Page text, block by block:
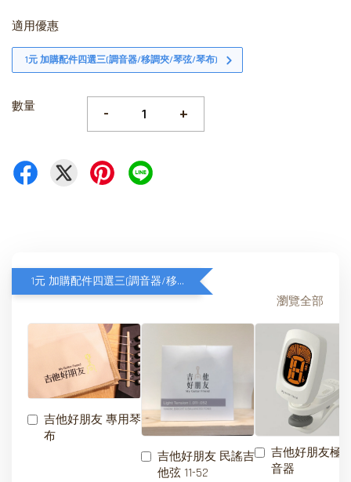
適用優惠
1元 加購配件四選三(調音器/移調夾/琴弦/琴布)
數量 - +
1元 加購配件四選三(調音器/移調夾/琴弦/琴布)
瀏覽全部
吉他好朋友 專用琴
布
吉他好朋友 民謠吉
他弦 11-52
吉他好朋友極
音器